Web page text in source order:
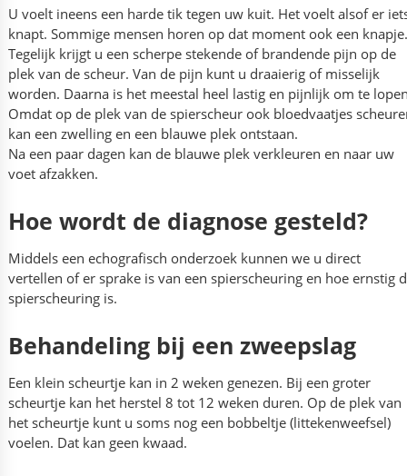
U voelt ineens een harde tik tegen uw kuit. Het voelt alsof er
knapt. Sommige mensen horen op dat moment ook een knapje.
Tegelijk krijgt u een scherpe stekende of brandende pijn op de
plek van de scheur. Van de pijn kunt u draaierig of misselijk
worden. Daarna is het meestal heel lastig en pijnlijk om te
Omdat op de plek van de spierscheur ook bloedvaatjes
kan een zwelling en een blauwe plek ontstaan.
Na een paar dagen kan de blauwe plek verkleuren en naar uw
voet afzakken.
Hoe wordt de diagnose gesteld?
Middels een echografisch onderzoek kunnen we u direct
vertellen of er sprake is van een spierscheuring en hoe ernstig
spierscheuring is.
Behandeling bij een zweepslag
Een klein scheurtje kan in 2 weken genezen. Bij een groter
scheurtje kan het herstel 8 tot 12 weken duren. Op de plek van
het scheurtje kunt u soms nog een bobbeltje (littekenweefsel)
voelen. Dat kan geen kwaad.